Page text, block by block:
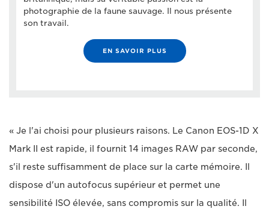
photographie de la faune sauvage. Il nous présente
son travail.
EN SAVOIR PLUS
« Je l'ai choisi pour plusieurs raisons. Le Canon EOS-1D X
Mark II est rapide, il fournit 14 images RAW par seconde,
s'il reste suffisamment de place sur la carte mémoire. Il
dispose d'un autofocus supérieur et permet une
sensibilité ISO élevée, sans compromis sur la qualité. Il